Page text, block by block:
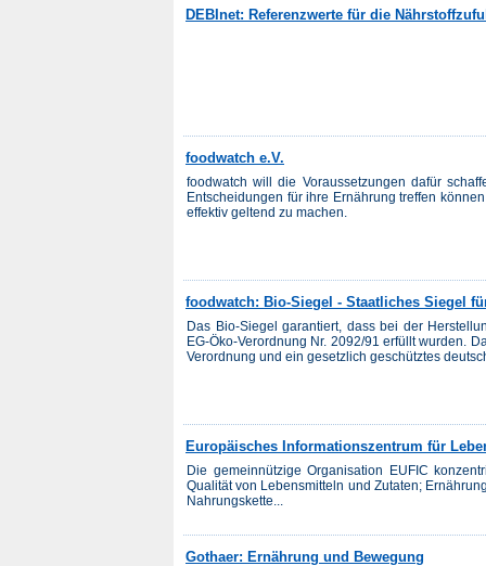
DEBInet: Referenzwerte für die
foodwatch e.V.
foodwatch will die Voraussetzungen dafür
Entscheidungen für ihre Ernährung treffen
effektiv geltend zu machen.
foodwatch: Bio-Siegel - Staatliches Siegel
Das Bio-Siegel garantiert, dass bei der
EG-Öko-Verordnung Nr. 2092/91 erfüllt wurden.
Verordnung und ein gesetzlich geschütztes
Europäisches Informationszentrum für
Die gemeinnützige Organisation EUFIC
Qualität von Lebensmitteln und Zutaten;
Nahrungskette...
Gothaer: Ernährung und Bewegung